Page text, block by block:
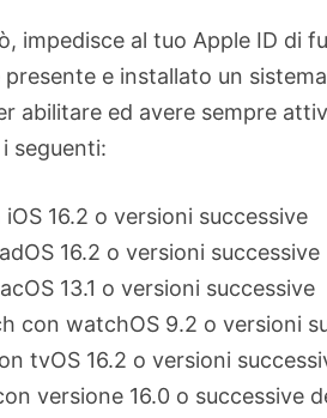
impedisce al tuo Apple ID di
e installato un
abilitare ed avere sempre
seguenti:
16.2 o versioni successive
16.2 o versioni successive
13.1 o versioni successive
con watchOS 9.2 o versioni
tvOS 16.2 o versioni
versione 16.0 o successive